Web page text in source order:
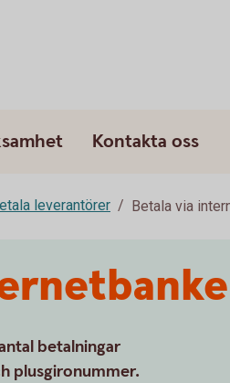
Kontakta oss
leverantörer Betala via
betalningar
plusgironummer.